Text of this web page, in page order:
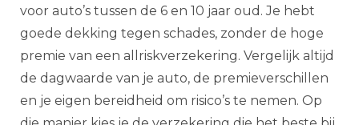
voor auto’s tussen de 6 en 10 jaar oud. Je hebt
goede dekking tegen schades, zonder de hoge
premie van een allriskverzekering. Vergelijk altijd
de dagwaarde van je auto, de premieverschillen
en je eigen bereidheid om risico’s te nemen. Op